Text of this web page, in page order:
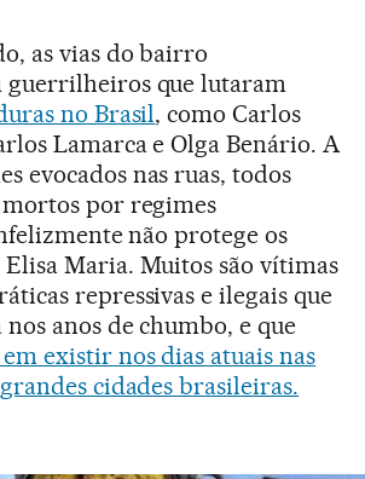
as vias do bairro
guerrilheiros que lutaram
no Brasil, como Carlos
Lamarca e Olga Benário. A
evocados nas ruas, todos
por regimes
não protege os
Maria. Muitos são vítimas
repressivas e ilegais que
nos anos de chumbo, e que
existir nos dias atuais nas
cidades brasileiras.